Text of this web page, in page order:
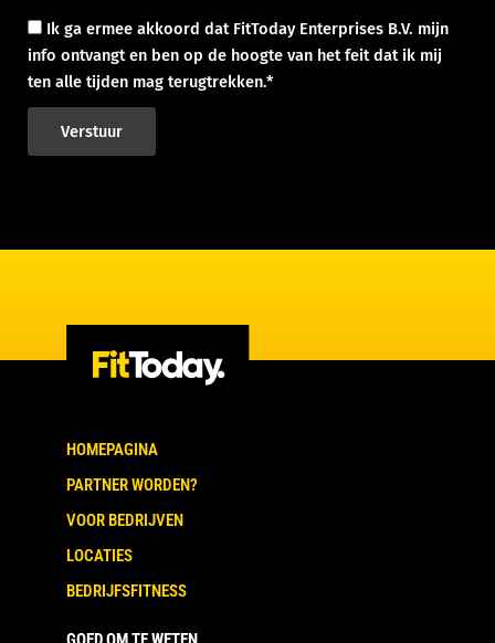
Ik ga ermee akkoord dat FitToday Enterprises B.V. mijn
info ontvangt en ben op de hoogte van het feit dat ik mij
ten alle tijden mag terugtrekken.*
Verstuur
HOMEPAGINA
PARTNER WORDEN?
VOOR BEDRIJVEN
LOCATIES
BEDRIJFSFITNESS